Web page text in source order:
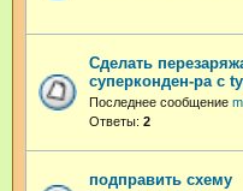
Сделать
суперконден-ра с
Последнее сообщение
Ответы: 2
подправить схему